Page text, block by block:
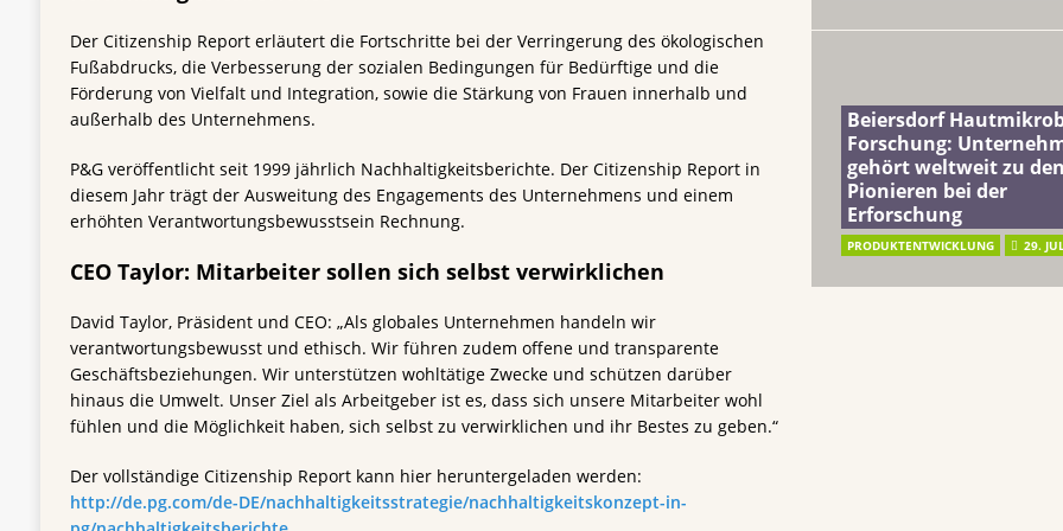
Der Citizenship Report erläutert die Fortschritte bei der Verringerung des ökologischen
Fußabdrucks, die Verbesserung der sozialen Bedingungen für Bedürftige und die
Förderung von Vielfalt und Integration, sowie die Stärkung von Frauen innerhalb und
außerhalb des Unternehmens.
P&G veröffentlicht seit 1999 jährlich Nachhaltigkeitsberichte. Der Citizenship Report in
diesem Jahr trägt der Ausweitung des Engagements des Unternehmens und einem
erhöhten Verantwortungsbewusstsein Rechnung.
CEO Taylor: Mitarbeiter sollen sich selbst verwirklichen
David Taylor, Präsident und CEO: „Als globales Unternehmen handeln wir
verantwortungsbewusst und ethisch. Wir führen zudem offene und transparente
Geschäftsbeziehungen. Wir unterstützen wohltätige Zwecke und schützen darüber
hinaus die Umwelt. Unser Ziel als Arbeitgeber ist es, dass sich unsere Mitarbeiter wohl
fühlen und die Möglichkeit haben, sich selbst zu verwirklichen und ihr Bestes zu geben.“
Der vollständige Citizenship Report kann hier heruntergeladen werden:
http://de.pg.com/de-DE/nachhaltigkeitsstrategie/nachhaltigkeitskonzept-in-
Beiersdorf
Forschung:
gehört weltweit zu den
Pionieren bei der
Erforschung
PRODUKTENTWICKLUNG 29.